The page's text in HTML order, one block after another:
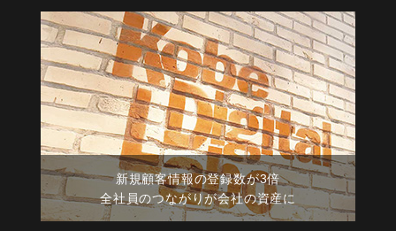
新規顧客情報の登録数が3倍
全社員のつながりが会社の資産に